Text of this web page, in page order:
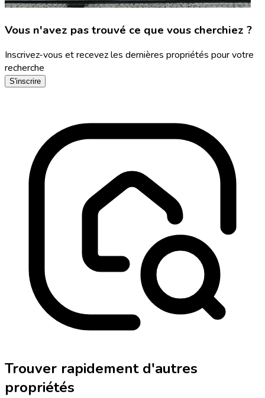
Vous n'avez pas trouvé ce que vous cherchiez ?
Inscrivez-vous et recevez les dernières propriétés pour votre
recherche
S'inscrire
Trouver rapidement d'autres
propriétés